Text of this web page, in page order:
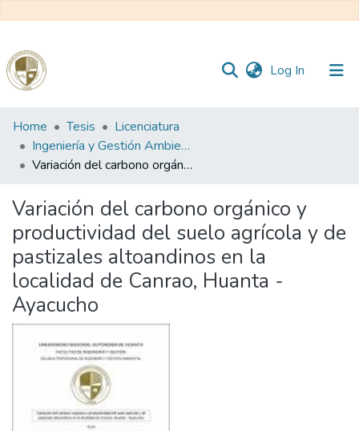
Log In (current)
Communities
&
Collections
Statistics
Reglamento
Formatos
Manuales
Home Tesis
Licenciatura
Ingeniería y Gestión Ambiental
Variación del carbono orgánico y productividad del suelo agrícola y de pastizales altoandinos en la localidad de Canrao, Huanta - Ayacucho
Variación del carbono orgánico y
productividad del suelo agrícola y de
pastizales altoandinos en la
localidad de Canrao, Huanta -
Ayacucho